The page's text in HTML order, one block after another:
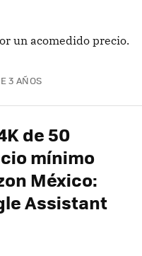
un acomedido precio.
3 AÑOS
de 50
mínimo
México:
Assistant